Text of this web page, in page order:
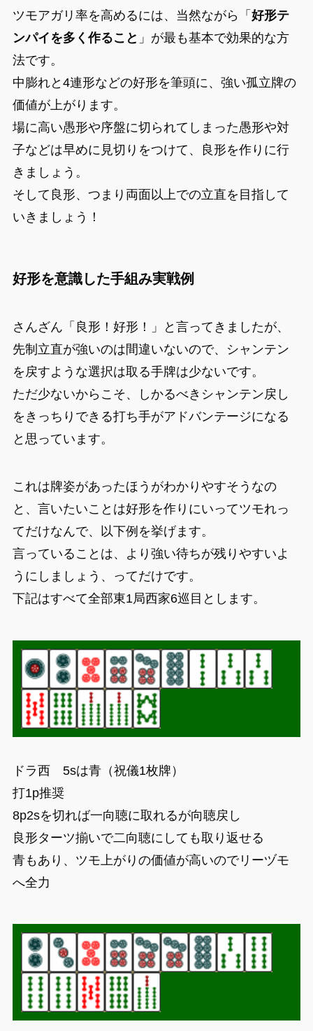
ツモアガリ率を高めるには、当然ながら「 好形テ
ンパイを多く作ること 」が最も基本で効果的な方
法です。
中膨れと4連形などの好形を筆頭に、強い孤立牌の
価値が上がります。
場に高い愚形や序盤に切られてしまった愚形や対
子などは早めに見切りをつけて、良形を作りに行
きましょう。
そして良形、つまり両面以上での立直を目指して
いきましょう！
好形を意識した手組み実戦例
さんざん「良形！好形！」と言ってきましたが、
先制立直が強いのは間違いないので、シャンテン
を戻すような選択は取る手牌は少ないです。
ただ少ないからこそ、しかるべきシャンテン戻し
をきっちりできる打ち手がアドバンテージになる
と思っています。
これは牌姿があったほうがわかりやすそうなの
と、言いたいことは好形を作りにいってツモれっ
てだけなんで、以下例を挙げます。
言っていることは、より強い待ちが残りやすいよ
うにしましょう、ってだけです。
下記はすべて全部東1局西家6巡目とします。
ドラ西 5sは青（祝儀1枚牌）
打1p推奨
8p2sを切れば一向聴に取れるが向聴戻し
良形ターツ揃いで二向聴にしても取り返せる
青もあり、ツモ上がりの価値が高いのでリーヅモ
へ全力